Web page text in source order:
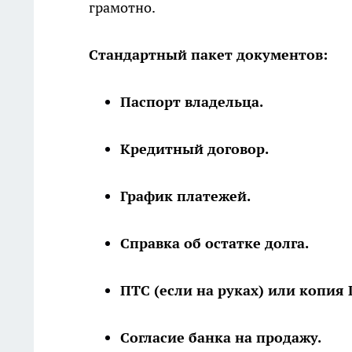
грамотно.
Стандартный пакет документов:
Паспорт владельца.
Кредитный договор.
График платежей.
Справка об остатке долга.
ПТС (если на руках) или копия
Согласие банка на продажу.